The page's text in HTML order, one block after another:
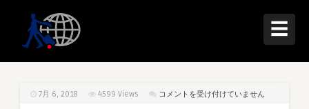
☰
7月 6, 2018 4599 Views
ハ
コメントを受け付けていません